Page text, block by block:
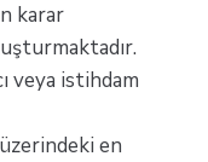
karar
veya istihdam
en